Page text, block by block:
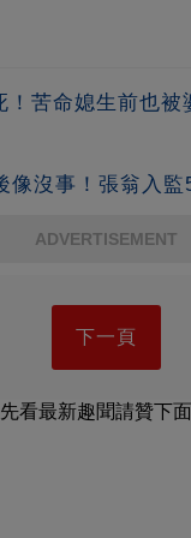
！苦命媳生前也被
像沒事！張翁入
ADVERTISEMENT
下一頁
看最新趣聞請贊下